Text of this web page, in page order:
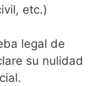
etc.)
legal de
su nulidad